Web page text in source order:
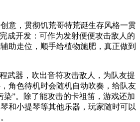
意，贯彻饥荒哥特荒诞生存风格一贯
成开发：可作为发射便便攻击敌人的
助走位，顺手给植物施肥，真正做到
武器，吹出音符攻击敌人，为队友提
角色待机时会随机自动吹奏，给队友
染”。除了能攻击的卡祖笛，游戏还加
和小提琴等其他乐器，玩家随时可以